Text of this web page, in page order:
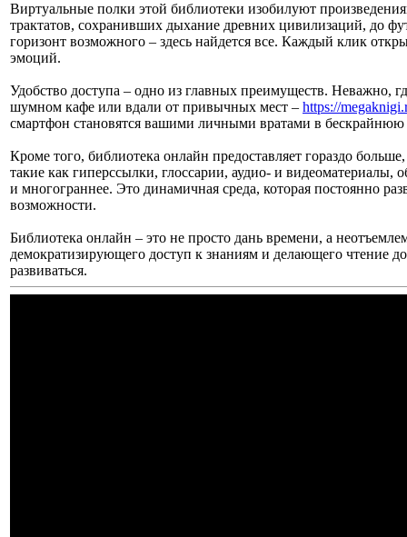
Виртуальные полки этой библиотеки изобилуют
трактатов, сохранивших дыхание древних цивилизаций, до
горизонт возможного – здесь найдется все. Каждый клик
эмоций.
Удобство доступа – одно из главных преимуществ. Неважно,
шумном кафе или вдали от привычных мест – https://
смартфон становятся вашими личными вратами в
Кроме того, библиотека онлайн предоставляет гораздо
такие как гиперссылки, глоссарии, аудио- и видеоматериалы,
и многограннее. Это динамичная среда, которая постоянно
возможности.
Библиотека онлайн – это не просто дань времени, а
демократизирующего доступ к знаниям и делающего чтение
развиваться.